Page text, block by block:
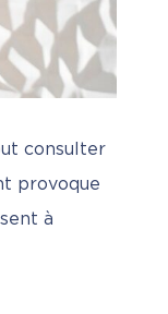
consulter
provoque
à